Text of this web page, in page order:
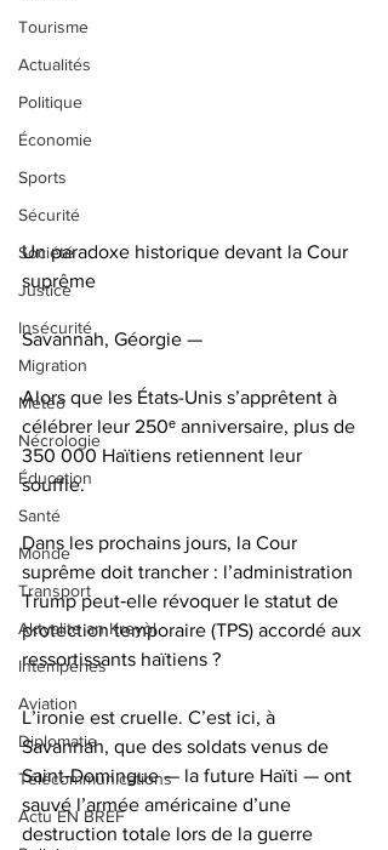
Tourisme
Actualités
Politique
Économie
Sports
Sécurité
Société
Justice
Insécurité
Migration
Météo
Nécrologie
Éducation
Santé
Monde
Transport
Aktyalite an Kreyòl
Intempéries
Aviation
Diplomatie
Télécommunications
Actu EN BREF
Un paradoxe historique devant la Cour
suprême
Savannah, Géorgie —
Alors que les États-Unis s’apprêtent à
célébrer leur 250ᵉ anniversaire, plus de
350 000 Haïtiens retiennent leur
souffle.
Dans les prochains jours, la Cour
suprême doit trancher : l’administration
Trump peut‑elle révoquer le statut de
protection temporaire (TPS) accordé aux
ressortissants haïtiens ?
L’ironie est cruelle. C’est ici, à
Savannah, que des soldats venus de
Saint‑Domingue — la future Haïti — ont
sauvé l’armée américaine d’une
destruction totale lors de la guerre